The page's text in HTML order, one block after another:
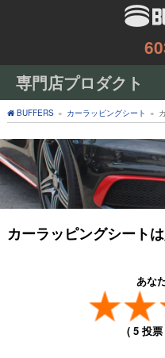
専門店プロダクト
BUFFERS » カーラッピングシート »
カーラッピングシート
あな
( 5投票